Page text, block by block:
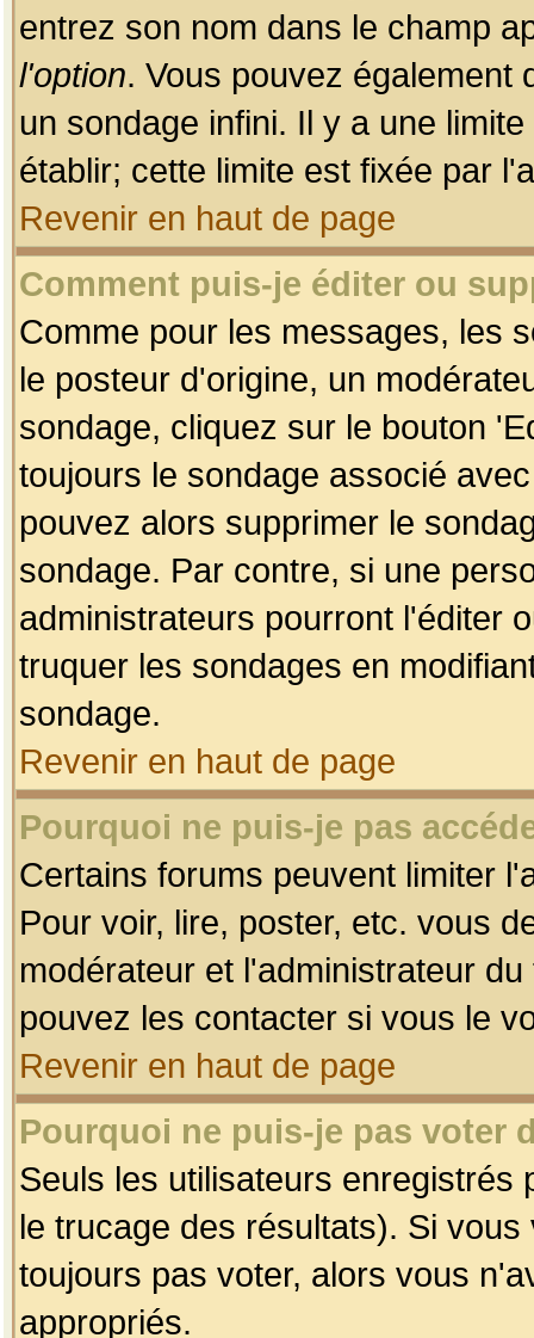
entrez son nom dans le champ
l'option. Vous pouvez également
un sondage infini. Il y a une
établir; cette limite est fixée par
Revenir en haut de page
Comment puis-je éditer ou
Comme pour les messages, les
le posteur d'origine, un
sondage, cliquez sur le bouton
toujours le sondage associé
pouvez alors supprimer le
sondage. Par contre, si une
administrateurs pourront l'éditer
truquer les sondages en
sondage.
Revenir en haut de page
Pourquoi ne puis-je pas
Certains forums peuvent limiter
Pour voir, lire, poster, etc. vous
modérateur et l'administrateur
pouvez les contacter si vous le
Revenir en haut de page
Pourquoi ne puis-je pas voter
Seuls les utilisateurs enregistrés
le trucage des résultats). Si
toujours pas voter, alors vous
appropriés.